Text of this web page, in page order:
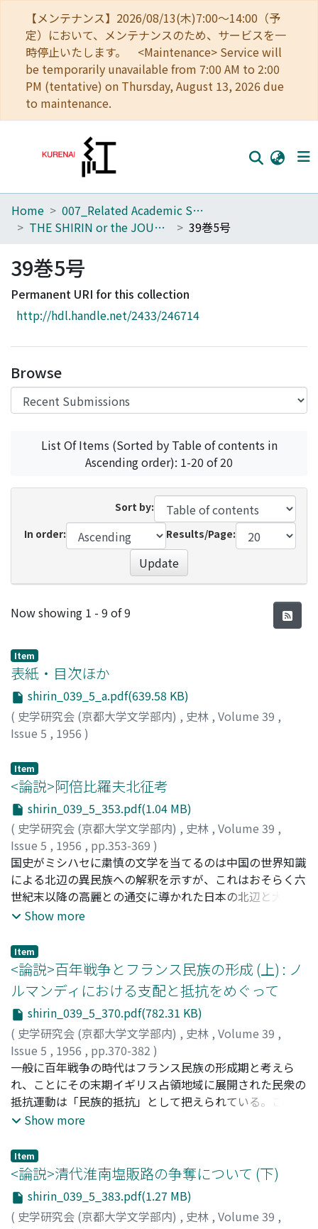
【メンテナンス】2026/08/13(木)7:00～14:00（予
定）において、メンテナンスのため、サービスを一
時停止いたします。 <Maintenance> Service will
be temporarily unavailable from 7:00 AM to 2:00
PM (tentative) on Thursday, August 13, 2026 due
to maintenance.
Home
Browse
Download Ranking
Access Statistics
Home
007_Related Academic Societies
THE SHIRIN or the JOURNAL OF HISTORY
39巻5号
39巻5号
Permanent URI for this collection
http://hdl.handle.net/2433/246714
Browse
List Of Items (Sorted by Table of contents in
Ascending order): 1-20 of 20
Sort by:
In order:
Results/Page:
Update
Recent Submissions
Now showing 1 - 9 of 9
Item
表紙・目次ほか
shirin_039_5_a.pdf(639.58 KB)
( 史学研究会 (京都大学文学部内) , 史林 , Volume 39 ,
Issue 5 , 1956 )
Item
<論説>阿倍比羅夫北征考
shirin_039_5_353.pdf(1.04 MB)
( 史学研究会 (京都大学文学部内) , 史林 , Volume 39 ,
Issue 5 , 1956 , pp.353-369 )
室賀, 信夫;Muroga, Nobuo;ムロガ, ノブオ
国史がミシハセに粛慎の文学を当てるのは中国の世界知識
による北辺の異民族への解釈を示すが、これはおそらく六
世紀末以降の高麗との通交に導かれた日本の北辺と大陸東
北部との近接という地理的観念に負うものだろう。阿倍比
紜への単なる介入ではなく、この地方の地理的関係を明ら
かにしようとする探検の性格を強く帯びており、その直接
の目的は当時の国家的要請であった海外ルートの発見にあ
ったのではないかと思われる。日本の北辺と大陸との地理
的関係は一九世紀のはじめまで解決されなかった地理学史
的課題であるが、比羅夫はこの二つの地方に住む民族の一
致という形でこれに答えようとしたのである。
Show more
Item
<論説>百年戦争とフランス民族の形成 (上) : ノ
ルマンディにおける支配と抵抗をめぐって
shirin_039_5_370.pdf(782.31 KB)
( 史学研究会 (京都大学文学部内) , 史林 , Volume 39 ,
Issue 5 , 1956 , pp.370-382 )
川口, 博;Kawaguchi, Hiroshi ;カワグチ, ヒロシ
一般に百年戦争の時代はフランス民族の形成期と考えら
れ、ことにその末期イギリス占領地域に展開された民衆の
抵抗運動は「民族的抵抗」として把えられている。ここで
はとくにノルマンディにおける民衆の抵抗の種々相をでき
あったか否かをイギリスの占領政策の実状から考察し、さ
らにそれがこの時代のフランス民族ないし民族意識のあり
方(その成熟度、その王権との関係)とどのように関係する
のかという問題を究明しようとした。
Show more
Item
<論説>清代淮南塩販路の争奪について (下)
shirin_039_5_383.pdf(1.27 MB)
( 史学研究会 (京都大学文学部内) , 史林 , Volume 39 ,